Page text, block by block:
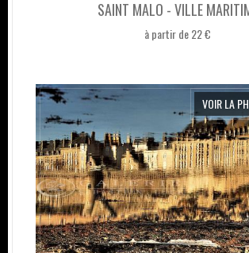
SAINT MALO - VILLE
à partir de 22 €
VOIR LA